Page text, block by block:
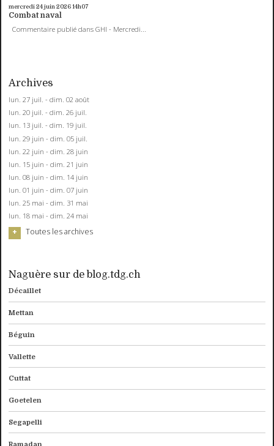
mercredi 24juin 202614h07
Combat naval
Commentaire publié dans GHI - Mercredi...
Archives
lun. 27 juil. - dim. 02 août
lun. 20 juil. - dim. 26 juil.
lun. 13 juil. - dim. 19 juil.
lun. 29 juin - dim. 05 juil.
lun. 22 juin - dim. 28 juin
lun. 15 juin - dim. 21 juin
lun. 08 juin - dim. 14 juin
lun. 01 juin - dim. 07 juin
lun. 25 mai - dim. 31 mai
lun. 18 mai - dim. 24 mai
Toutes les archives
Naguère sur de blog.tdg.ch
Décaillet
Mettan
Béguin
Vallette
Cuttat
Goetelen
Segapelli
Ramadan